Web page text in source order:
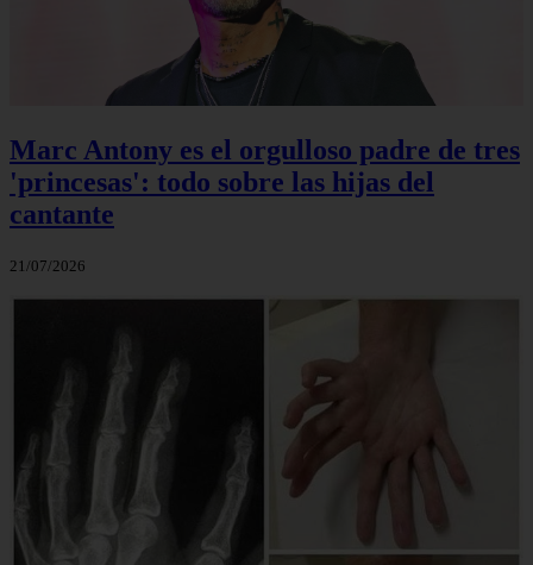
Marc Antony es el orgulloso padre de tres
'princesas': todo sobre las hijas del
cantante
21/07/2026